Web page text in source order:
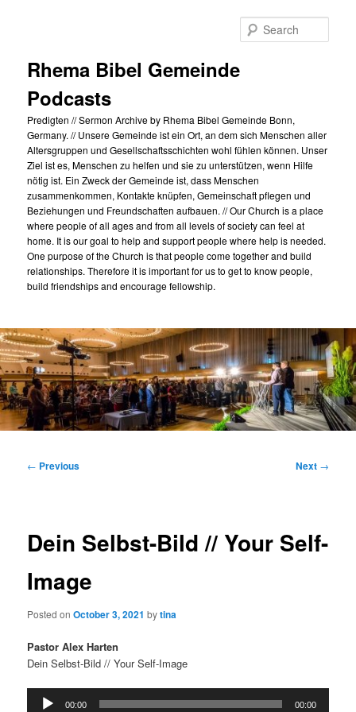
Rhema Bibel Gemeinde
Podcasts
Predigten // Sermon Archive by Rhema Bibel Gemeinde Bonn,
Germany. // Unsere Gemeinde ist ein Ort, an dem sich Menschen aller
Altersgruppen und Gesellschaftsschichten wohl fühlen können. Unser
Ziel ist es, Menschen zu helfen und sie zu unterstützen, wenn Hilfe
nötig ist. Ein Zweck der Gemeinde ist, dass Menschen
zusammenkommen, Kontakte knüpfen, Gemeinschaft pflegen und
Beziehungen und Freundschaften aufbauen. // Our Church is a place
where people of all ages and from all levels of society can feel at
home. It is our goal to help and support people where help is needed.
One purpose of the Church is that people come together and build
relationships. Therefore it is important for us to get to know people,
build friendships and encourage fellowship.
Post
← Previous Next →
Dein Selbst-Bild // Your Self-
Image
Posted onOctober 3, 2021 bytina
Pastor Alex Harten
Dein Selbst-Bild // Your Self-Image
Audio
00:00 00:00